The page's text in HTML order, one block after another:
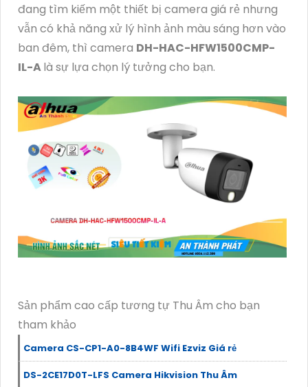
đang tìm kiếm một thiết bị camera giá rẻ nhưng
vẫn có khả năng xử lý hình ảnh màu sáng hơn vào
ban đêm, thì camera DH-HAC-HFW1500CMP-
IL-Alà sự lựa chọn lý tưởng cho bạn.
Sản phẩm cao cấp tương tự Thu Âm cho bạn
tham khảo
Camera CS-CP1-A0-8B4WF Wifi Ezviz Giá rẻ
DS-2CE17D0T-LFS Camera Hikvision Thu Âm